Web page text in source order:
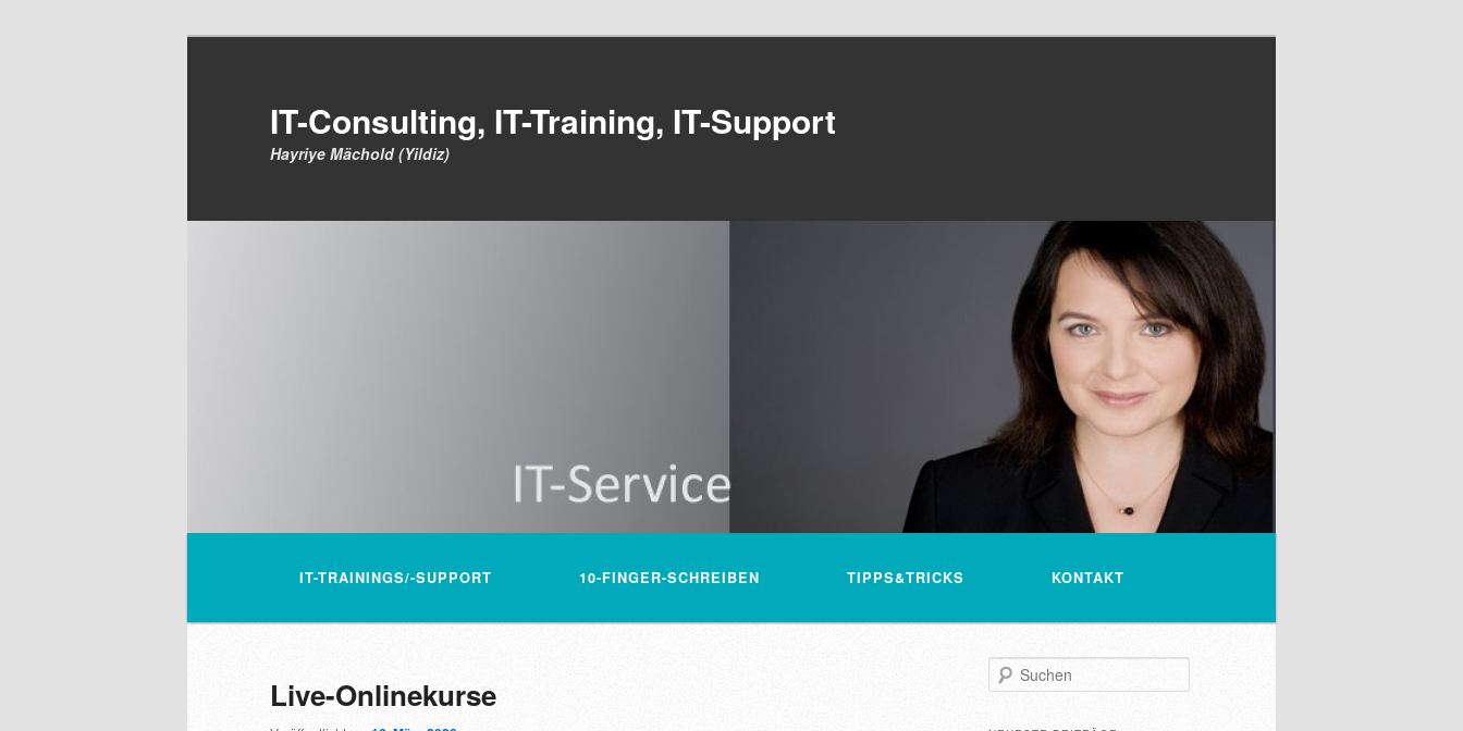
IT-Consulting, IT-Training, IT-Support
Hayriye Mächold (Yildiz)
ZUM INHALT WECHSELN
ZUM SEKUNDÄREN INHALT WECHSELN
IT-TRAININGS/-SUPPORT 10-FINGER-SCHREIBEN TIPPS&TRICKS KONTAKT
Live-Onlinekurse
Suchen